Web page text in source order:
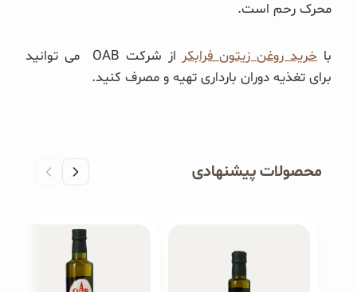
محرک رحم است.
با خرید روغن زیتون فرابکر
از شرکت OAB می توانید
برای تغذیه دوران بارداری تهیه و مصرف کنید.
محصولات پیشنهادی